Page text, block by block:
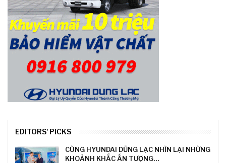
EDITORS' PICKS
CÙNG HYUNDAI DŨNG LẠC NHÌN LẠI NHỮNG
KHOẢNH KHẮC ẤN TƯỢNG…